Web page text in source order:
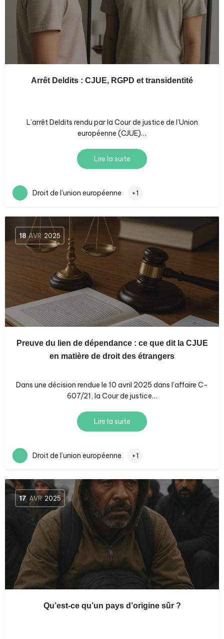
Arrêt Deldits : CJUE, RGPD et transidentité
L’arrêt Deldits rendu par la Cour de justice de l’Union
européenne (CJUE)…
Lire la suite
Droit de l’union européenne +1
18 AVR 2025
Preuve du lien de dépendance : ce que dit la CJUE
en matière de droit des étrangers
Dans une décision rendue le 10 avril 2025 dans l’affaire C-
607/21, la Cour de justice…
Lire la suite
Droit de l’union européenne +1
17 AVR 2025
Qu’est-ce qu’un pays d’origine sûr ?